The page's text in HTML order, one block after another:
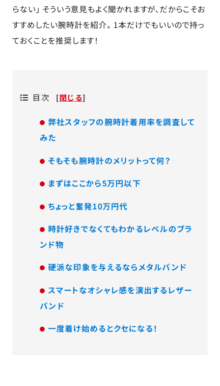
らない」 そういう意見もよく聞かれますが、だからこそお
すすめしたい腕時計を紹介。 1本だけでもいいので持っ
ておくことを推奨します！
目次 [閉じる]
弊社スタッフの腕時計着用率を調査して
みた
そもそも腕時計のメリットって何？
まずはここから5万円以下
ちょっと奮発10万円代
時計好きでなくてもわかるレベルのブラ
ンド物
硬派な印象を与えるならメタルバンド
スマートなオシャレ感を演出するレザー
バンド
一度着け始めるとクセになる！